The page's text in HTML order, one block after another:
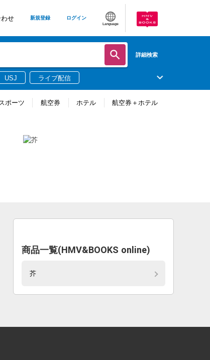
せ 新規登録 ログイン
Language
詳細検索
USJ ライブ配信
ポーツ 航空券 ホテル 航空券＋ホテル
商品一覧(HMV&BOOKS online)
芥